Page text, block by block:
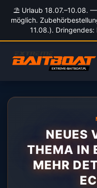
⛱️ Urlaub 18.07.–10.08.
möglich.
11.08.). Dringendes:
Inhalt
springen
NEUES
THEMA IN
MEHR